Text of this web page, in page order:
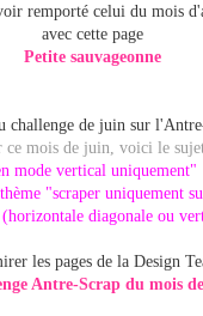
remporté celui du mois
avec cette page
Petite sauvageonne
challenge de juin sur
ce mois de juin, voici le
mode vertical uniquement"
"scraper uniquement
diagonale ou
les pages de la Design
Antre-Scrap du mois